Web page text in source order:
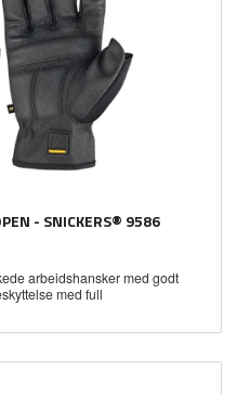
- SNICKERS® 9586
arbeidshansker med godt
med full